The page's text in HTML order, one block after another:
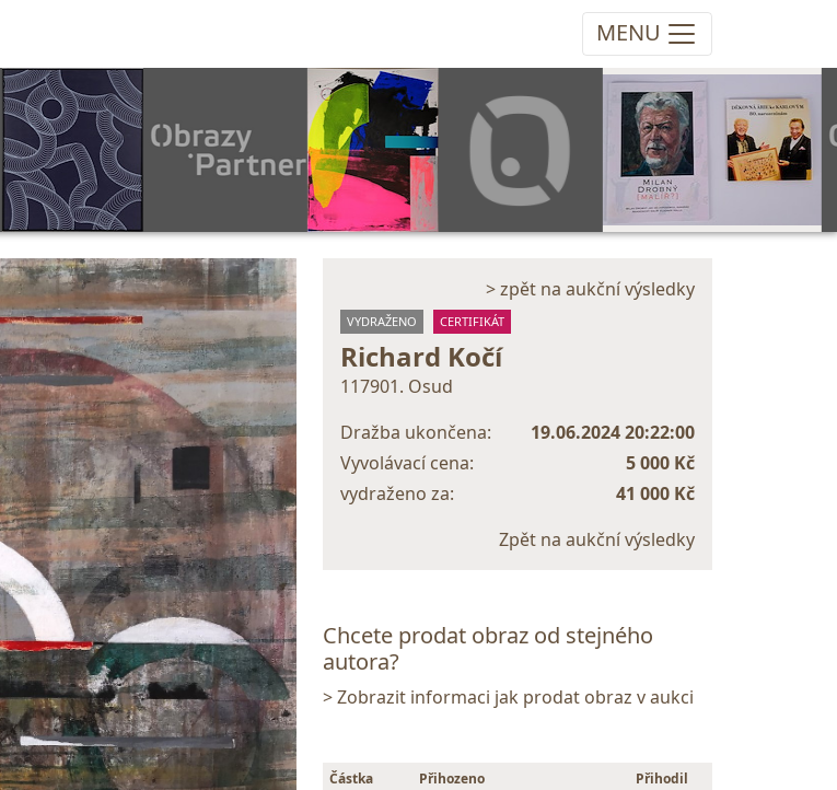
MENU
> zpět na aukční výsledky
VYDRAŽENO CERTIFIKÁT
Richard Kočí
117901. Osud
Dražba ukončena:
19.06.2024 20:22:00
Vyvolávací cena:
5 000 Kč
vydraženo za:
41 000 Kč
Zpět na aukční výsledky
Chcete prodat obraz od stejného
autora?
> Zobrazit informaci jak prodat obraz v aukci
Částka Přihozeno
Přihodil